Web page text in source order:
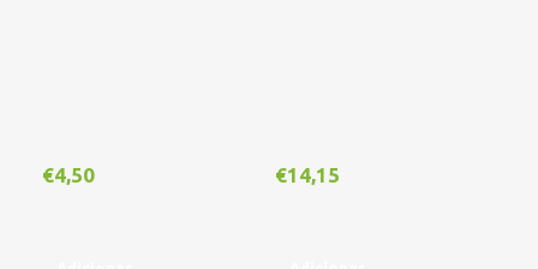
€4,50 €14,15